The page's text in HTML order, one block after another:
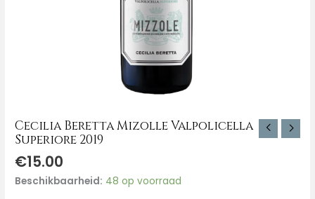
Cecilia Beretta Mizolle Valpolicella
Superiore 2019
€15.00
Beschikbaarheid: 48 op voorraad